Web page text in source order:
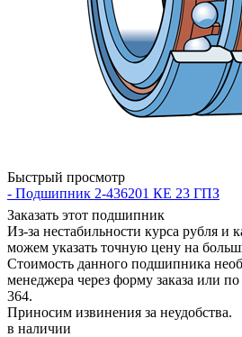
Быстрый просмотр
- Подшипник 2-436201 КЕ 23 ГПЗ
Заказать этот подшипник
Из-за нестабильности курса рубля и
можем указать точную цену на
Стоимость данного подшипника
менеджера через форму заказа или
364.
Приносим извинения за неудобства.
в наличии